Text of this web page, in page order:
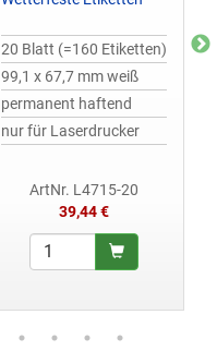
20 Blatt (=160 Etiketten)
99,1 x 67,7 mm weiß
permanent haftend
nur für Laserdrucker
ArtNr. L4715-20
39,44 €